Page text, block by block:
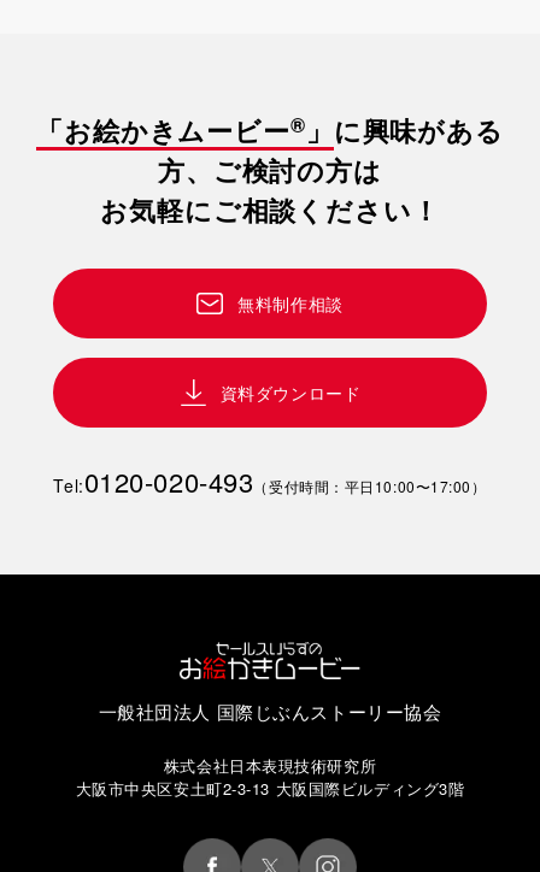
「お絵かきムービー®」 に興味がある
方、ご検討の方は
お気軽にご相談ください！
無料制作相談
資料ダウンロード
Tel:0120-020-493 （受付時間：平日10:00〜17:00）
一般社団法人 国際じぶんストーリー協会
株式会社日本表現技術研究所
大阪市中央区安土町2-3-13 大阪国際ビルディング3階